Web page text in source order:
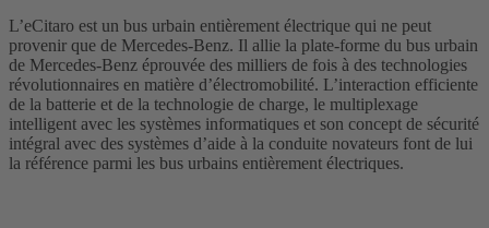
L’eCitaro est un bus urbain entièrement électrique qui ne peut
provenir que de Mercedes-Benz. Il allie la plate-forme du bus urbain
de Mercedes-Benz éprouvée des milliers de fois à des technologies
révolutionnaires en matière d’électromobilité. L’interaction efficiente
de la batterie et de la technologie de charge, le multiplexage
intelligent avec les systèmes informatiques et son concept de sécurité
intégral avec des systèmes d’aide à la conduite novateurs font de lui
la référence parmi les bus urbains entièrement électriques.